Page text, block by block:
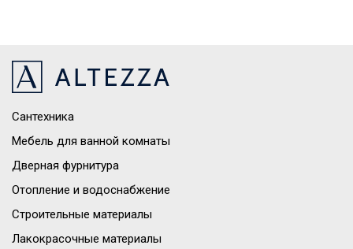
Сантехника
Мебель для ванной комнаты
Дверная фурнитура
Отопление и водоснабжение
Строительные материалы
Лакокрасочные материалы